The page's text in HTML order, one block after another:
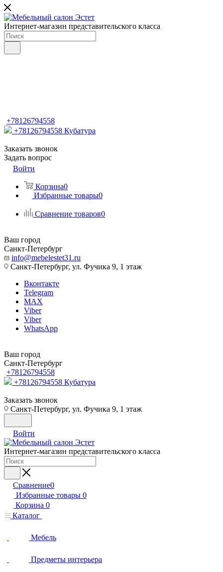
Интернет-магазин представительского класса
+78126794558
+78126794558 Кубатура
Заказать звонок
Задать вопрос
Войти
Корзина0
Избранные товары0
Сравнение товаров0
Ваш город
Санкт-Петербург
info@mebelestet31.ru
Санкт-Петербург, ул. Фучика 9, 1 этаж
Вконтакте
Telegram
MAX
Viber
Viber
WhatsApp
Ваш город
Санкт-Петербург
+78126794558
+78126794558 Кубатура
Заказать звонок
Санкт-Петербург, ул. Фучика 9, 1 этаж
Войти
Интернет-магазин представительского класса
Сравнение0
Избранные товары 0
Корзина 0
Каталог
Мебель
Предметы интерьера